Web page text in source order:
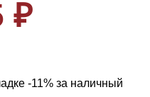
₽
-11% за наличный